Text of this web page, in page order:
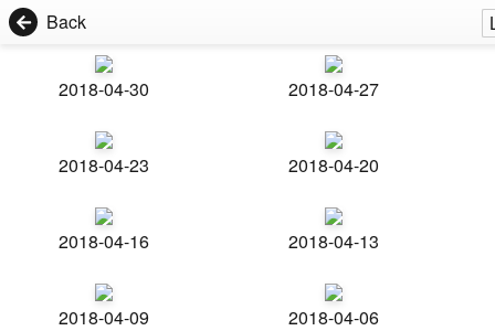
Back
2018-04-30 2018-04-27
2018-04-23 2018-04-20
2018-04-16 2018-04-13
2018-04-09 2018-04-06